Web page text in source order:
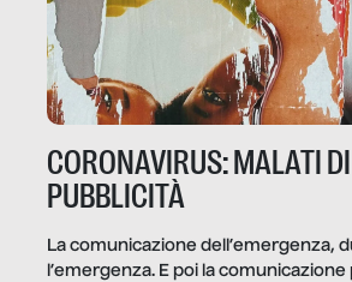
CORONAVIRUS: MALATI DI
PUBBLICITÀ
La comunicazione dell’emergenza,
l’emergenza. E poi la